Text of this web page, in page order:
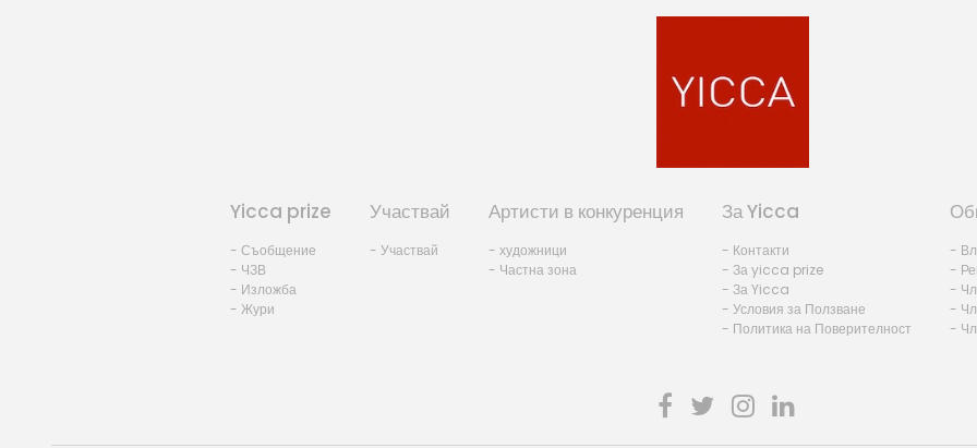
Yicca prize
- Съобщение
- ЧЗВ
- Изложба
- Жури
Участвай
- Участвай
Артисти в конкуренция
- художници
- Частна зона
За Yicca
- Контакти
- За yicca prize
- За Yicca
- Условия за Ползване
- Политика на Поверителност
-
-
-
-
-